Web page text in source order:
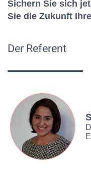
Sichern Sie sich
Sie die Zukunft
Der Referent